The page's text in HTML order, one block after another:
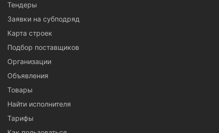
Тендеры
Заявки на субподряд
Карта строек
Подбор поставщиков
Организации
Объявления
Товары
Найти исполнителя
Тарифы